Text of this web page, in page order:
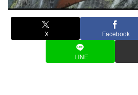
X Facebook
LINE